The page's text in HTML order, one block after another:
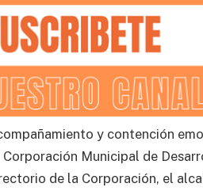
y contención
Corporación Municipal de
de la Corporación, el